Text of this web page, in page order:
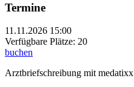
Termine
11.11.2026 15:00
Verfügbare Plätze: 20
buchen
Arztbriefschreibung mit medatixx